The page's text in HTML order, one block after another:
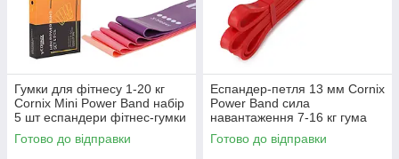
Гумки для фітнесу 1-20 кг
Cornix Mini Power Band набір
5 шт еспандери фітнес-гумки
стрічкові
Готово до відправки
Еспандер-петля 13 мм Cornix
Power Band сила
навантаження 7-16 кг гума
для фітнесу спорту
Готово до відправки